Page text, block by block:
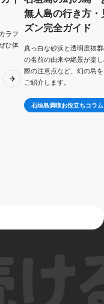
ラフ
ひ体
無人島の行き方
ズン完全ガイド
真っ白な砂浜と透明度抜
の名前の由来や絶景が楽
際の注意点など、幻の島
ご紹介します。
石垣島満喫お役立ちコラム